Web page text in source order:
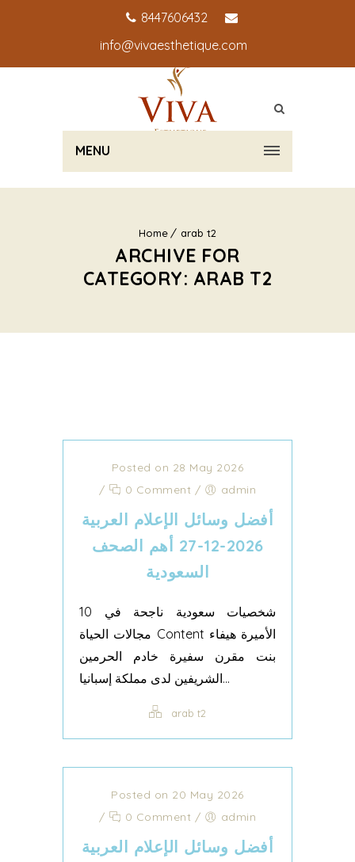
8447606432
info@vivaesthetique.com
MENU
Home arab t2
ARCHIVE FOR
CATEGORY: ARAB T2
Posted on 28 May 2026
/
0 Comment / admin
أفضل وسائل الإعلام العربية
2026-12-27 أهم الصحف
السعودية
10 شخصيات سعودية ناجحة في
مجالات الحياة Content الأميرة هيفاء
بنت مقرن سفيرة خادم الحرمين
الشريفين لدى مملكة إسبانيا...
arab t2
Posted on 20 May 2026
/
0 Comment / admin
أفضل وسائل الإعلام العربية